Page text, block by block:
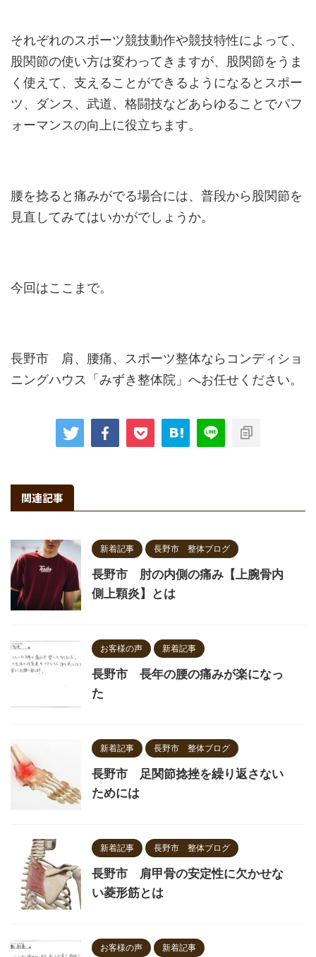
それぞれのスポーツ競技動作や競技特性によって、
股関節の使い方は変わってきますが、股関節をうま
く使えて、支えることができるようになるとスポー
ツ、ダンス、武道、格闘技などあらゆることでパフ
ォーマンスの向上に役立ちます。
腰を捻ると痛みがでる場合には、普段から股関節を
見直してみてはいかがでしょうか。
今回はここまで。
長野市 肩、腰痛、スポーツ整体ならコンディショ
ニングハウス「みずき整体院」へお任せください。
関連記事
新着記事 長野市 整体ブログ
長野市 肘の内側の痛み【上腕骨内
側上顆炎】とは
お客様の声 新着記事
長野市 長年の腰の痛みが楽になっ
た
新着記事 長野市 整体ブログ
長野市 足関節捻挫を繰り返さない
ためには
新着記事 長野市 整体ブログ
長野市 肩甲骨の安定性に欠かせな
い菱形筋とは
お客様の声 新着記事